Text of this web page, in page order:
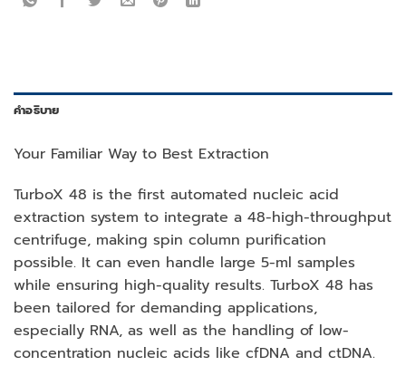
คำอธิบาย
Your Familiar Way to Best Extraction
TurboX 48 is the first automated nucleic acid
extraction system to integrate a 48-high-throughput
centrifuge, making spin column purification
possible. It can even handle large 5-ml samples
while ensuring high-quality results. TurboX 48 has
been tailored for demanding applications,
especially RNA, as well as the handling of low-
concentration nucleic acids like cfDNA and ctDNA.